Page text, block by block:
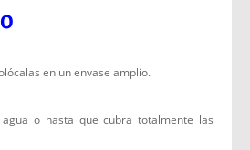
en un envase amplio.
o hasta que cubra totalmente las